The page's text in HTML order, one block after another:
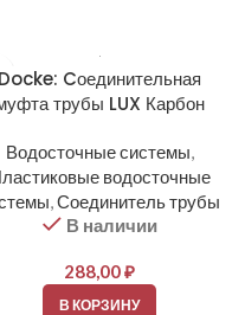
Docke: Cоединительная
трубы LUX Карбон
Водосточные системы,
водосточные
,Соединитель трубы
В наличии
288,00₽
В КОРЗИНУ